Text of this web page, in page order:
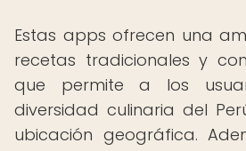
Estas apps ofrecen una
recetas tradicionales y
que permite a los
diversidad culinaria del
ubicación geográfica.